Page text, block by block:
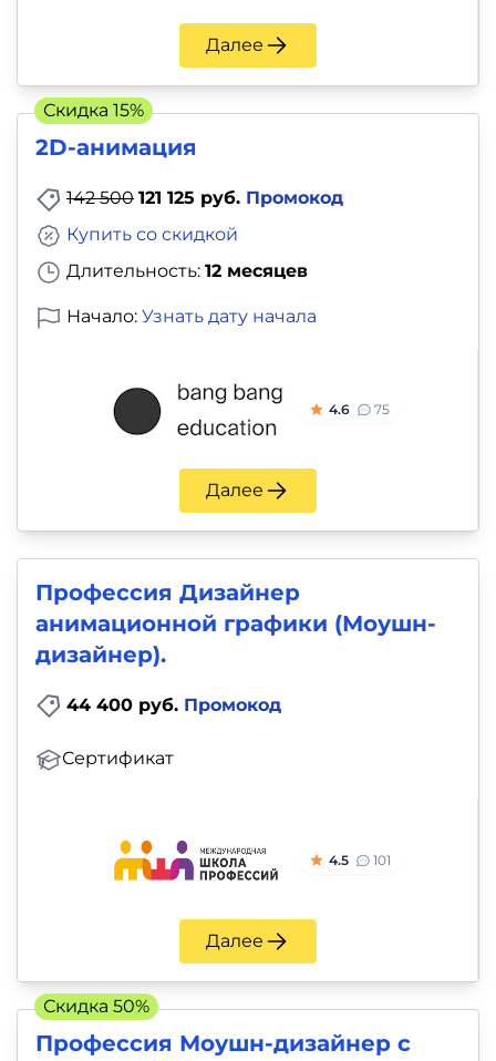
Далее
2D-анимация
142 500 121 125 руб. Промокод
Длительность: 12 месяцев
Купить со скидкой
Начало: Узнать дату начала
4.6 75
Далее
Скидка 15%
Профессия Дизайнер
анимационной графики (Моушн-
дизайнер).
44 400 руб. Промокод
Сертификат
4.5 101
Далее
Профессия Моушн-дизайнер c
Скидка 50%